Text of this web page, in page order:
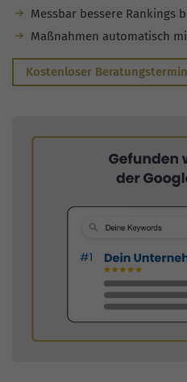
Messbar bessere Rankings
Maßnahmen automatisch
Kostenloser Beratungstermin